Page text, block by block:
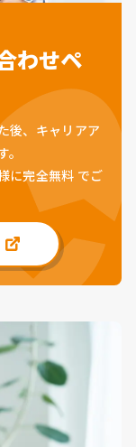
わせペ
後、キャリアア
に完全無料 でご